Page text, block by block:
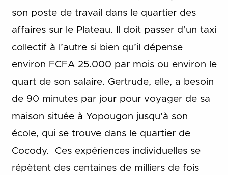
son poste de travail dans le quartier des
affaires sur le Plateau. Il doit passer d’un taxi
collectif à l’autre si bien qu’il dépense
environ FCFA 25.000 par mois ou environ le
quart de son salaire. Gertrude, elle, a besoin
de 90 minutes par jour pour voyager de sa
maison située à Yopougon jusqu’à son
école, qui se trouve dans le quartier de
Cocody. Ces expériences individuelles se
répètent des centaines de milliers de fois